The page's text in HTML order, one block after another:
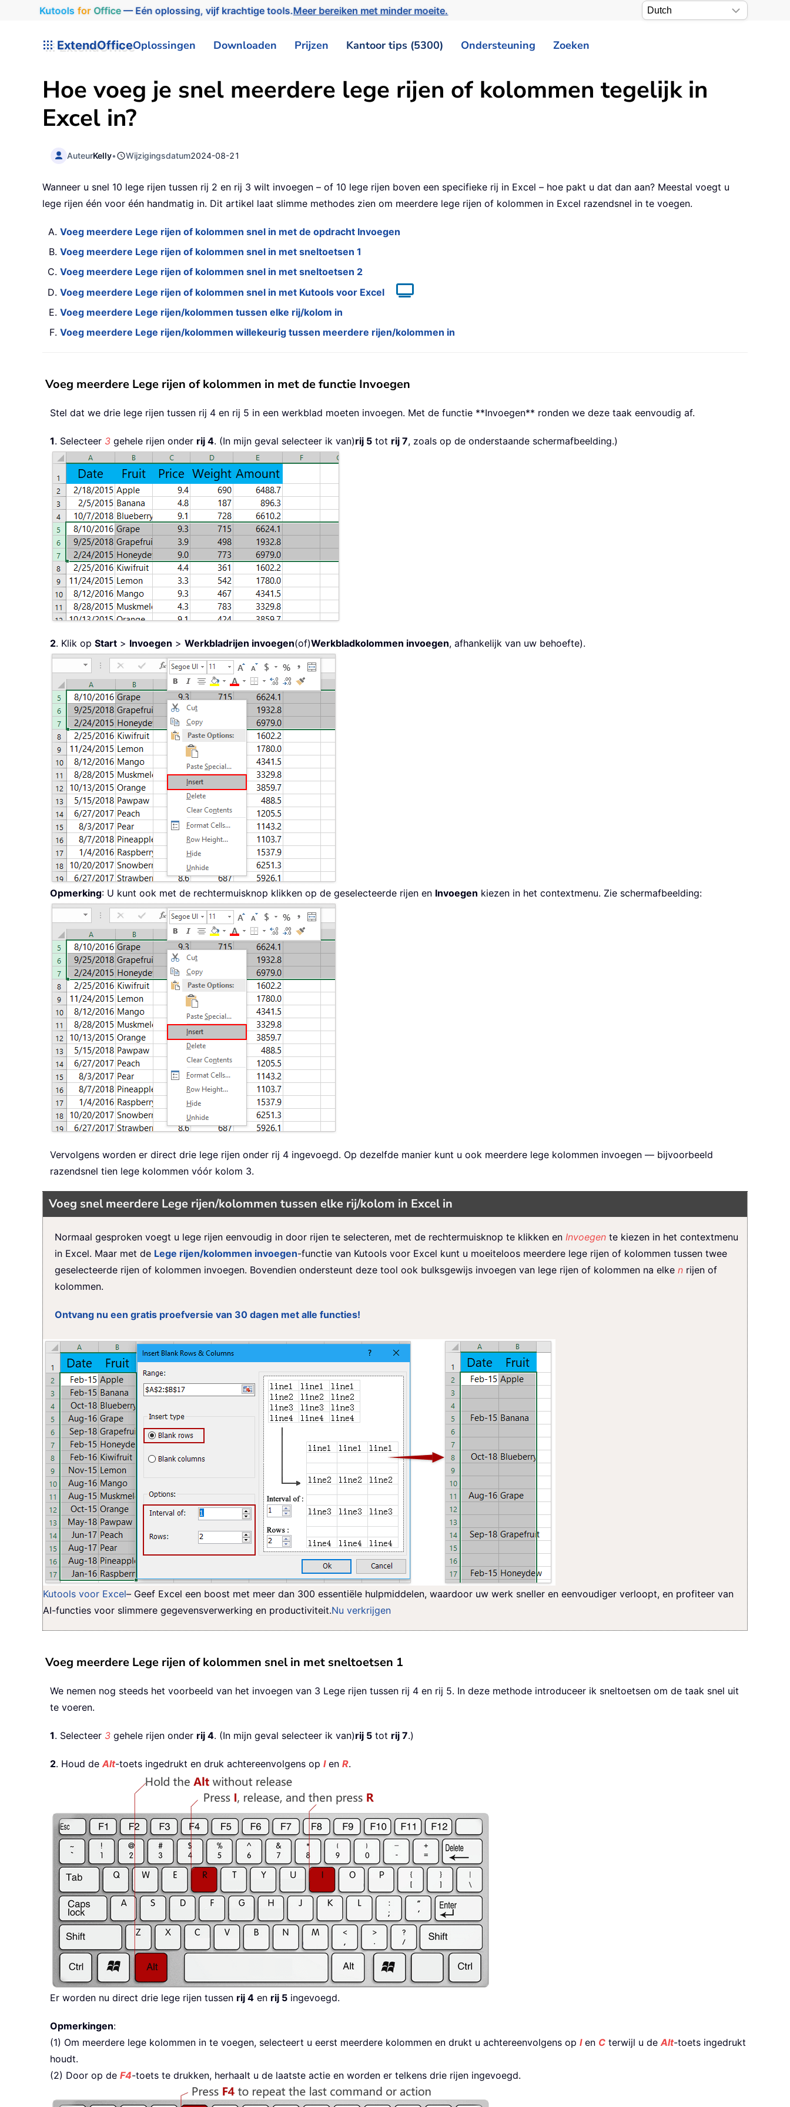
Kutools for Office— Eén oplossing, vijf krachtige tools.Meer bereiken met minder moeite.
ExtendOfficeOplossingen Downloaden Prijzen Kantoor tips (5300) Ondersteuning Zoeken
Hoe voeg je snel meerdere lege rijen of kolommen tegelijk in
Excel in?
AuteurKelly• Wijzigingsdatum2024-08-21
Wanneer u snel 10 lege rijen tussen rij 2 en rij 3 wilt invoegen – of 10 lege rijen boven een specifieke rij in Excel – hoe pakt u dat dan aan? Meestal voegt u
lege rijen één voor één handmatig in. Dit artikel laat slimme methodes zien om meerdere lege rijen of kolommen in Excel razendsnel in te voegen.
Voeg meerdere Lege rijen of kolommen snel in met de opdracht Invoegen
Voeg meerdere Lege rijen of kolommen snel in met sneltoetsen 1
Voeg meerdere Lege rijen of kolommen snel in met sneltoetsen 2
Voeg meerdere Lege rijen of kolommen snel in met Kutools voor Excel
Voeg meerdere Lege rijen/kolommen tussen elke rij/kolom in
Voeg meerdere Lege rijen/kolommen willekeurig tussen meerdere rijen/kolommen in
Voeg meerdere Lege rijen of kolommen in met de functie Invoegen
Stel dat we drie lege rijen tussen rij 4 en rij 5 in een werkblad moeten invoegen. Met de functie **Invoegen** ronden we deze taak eenvoudig af.
1. Selecteer 3 gehele rijen onder rij 4. (In mijn geval selecteer ik van)rij 5 tot rij 7, zoals op de onderstaande schermafbeelding.)
2. Klik op Start > Invoegen > Werkbladrijen invoegen(of)Werkbladkolommen invoegen, afhankelijk van uw behoefte).
Opmerking: U kunt ook met de rechtermuisknop klikken op de geselecteerde rijen en Invoegen kiezen in het contextmenu. Zie schermafbeelding:
Vervolgens worden er direct drie lege rijen onder rij 4 ingevoegd. Op dezelfde manier kunt u ook meerdere lege kolommen invoegen — bijvoorbeeld
razendsnel tien lege kolommen vóór kolom 3.
Voeg snel meerdere Lege rijen/kolommen tussen elke rij/kolom in Excel in
Normaal gesproken voegt u lege rijen eenvoudig in door rijen te selecteren, met de rechtermuisknop te klikken en Invoegen te kiezen in het contextmenu
in Excel. Maar met de Lege rijen/kolommen invoegen-functie van Kutools voor Excel kunt u moeiteloos meerdere lege rijen of kolommen tussen twee
geselecteerde rijen of kolommen invoegen. Bovendien ondersteunt deze tool ook bulksgewijs invoegen van lege rijen of kolommen na elke n rijen of
kolommen.
Ontvang nu een gratis proefversie van 30 dagen met alle functies!
Kutools voor Excel– Geef Excel een boost met meer dan 300 essentiële hulpmiddelen, waardoor uw werk sneller en eenvoudiger verloopt, en profiteer van
AI-functies voor slimmere gegevensverwerking en productiviteit.Nu verkrijgen
Voeg meerdere Lege rijen of kolommen snel in met sneltoetsen 1
We nemen nog steeds het voorbeeld van het invoegen van 3 Lege rijen tussen rij 4 en rij 5. In deze methode introduceer ik sneltoetsen om de taak snel uit
te voeren.
1. Selecteer 3 gehele rijen onder rij 4. (In mijn geval selecteer ik van)rij 5 tot rij 7.)
2. Houd de Alt-toets ingedrukt en druk achtereenvolgens op Ien R.
Er worden nu direct drie lege rijen tussen rij 4 en rij 5 ingevoegd.
Opmerkingen:
(1) Om meerdere lege kolommen in te voegen, selecteert u eerst meerdere kolommen en drukt u achtereenvolgens op Ien C terwijl u de Alt-toets ingedrukt
houdt.
(2) Door op de F4-toets te drukken, herhaalt u de laatste actie en worden er telkens drie rijen ingevoegd.